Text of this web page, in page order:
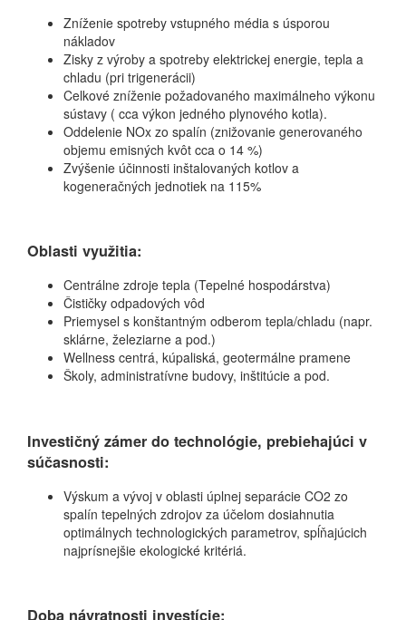
Zníženie spotreby vstupného média s úsporou
nákladov
Zisky z výroby a spotreby elektrickej energie, tepla a
chladu (pri trigenerácii)
Celkové zníženie požadovaného maximálneho výkonu
sústavy ( cca výkon jedného plynového kotla).
Oddelenie NOx zo spalín (znižovanie generovaného
objemu emisných kvôt cca o 14 %)
Zvýšenie účinnosti inštalovaných kotlov a
kogeneračných jednotiek na 115%
Oblasti využitia:
Centrálne zdroje tepla (Tepelné hospodárstva)
Čističky odpadových vôd
Priemysel s konštantným odberom tepla/chladu (napr.
sklárne, železiarne a pod.)
Wellness centrá, kúpaliská, geotermálne pramene
Školy, administratívne budovy, inštitúcie a pod.
Investičný zámer do technológie, prebiehajúci v
súčasnosti:
Výskum a vývoj v oblasti úplnej separácie CO2 zo
spalín tepelných zdrojov za účelom dosiahnutia
optimálnych technologických parametrov, spĺňajúcich
najprísnejšie ekologické kritériá.
Doba návratnosti investície: